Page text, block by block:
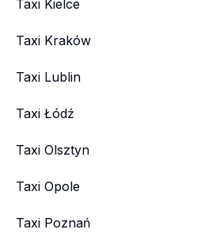
Taxi Kielce
Taxi Kraków
Taxi Lublin
Taxi Łódź
Taxi Olsztyn
Taxi Opole
Taxi Poznań